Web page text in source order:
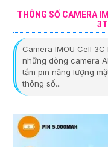
THÔNG SỐ CAMERA
Camera IMOU Cell
những dòng camera
tấm pin năng lượng
thông số...